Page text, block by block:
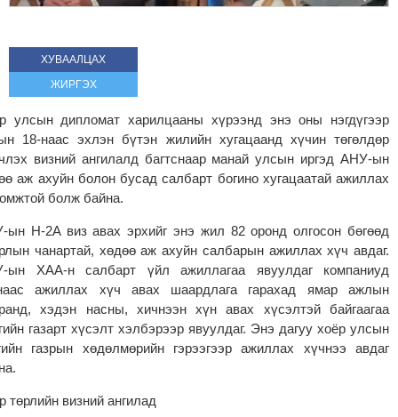
ХУВААЛЦАХ
ЖИРГЭХ
улсын дипломат харилцааны хүрээнд энэ оны нэгдүгээр
18-наас эхлэн бүтэн жилийн хугацаанд хүчин төгөлдөр
визний ангилалд багтснаар манай улсын иргэд АНУ-ын
аж ахуйн болон бусад салбарт богино хугацаатай ажиллах
болж байна.
ын H-2A виз авах эрхийг энэ жил 82 оронд олгосон бөгөөд
чанартай, хөдөө аж ахуйн салбарын ажиллах хүч авдаг.
ын ХАА-н салбарт үйл ажиллагаа явуулдаг компаниуд
ажиллах хүч авах шаардлага гарахад ямар ажлын
хэдэн насны, хичнээн хүн авах хүсэлтэй байгаагаа
газарт хүсэлт хэлбэрээр явуулдаг. Энэ дагуу хоёр улсын
газрын хөдөлмөрийн гэрээгээр ажиллах хүчнээ авдаг
төрлийн визний ангилад